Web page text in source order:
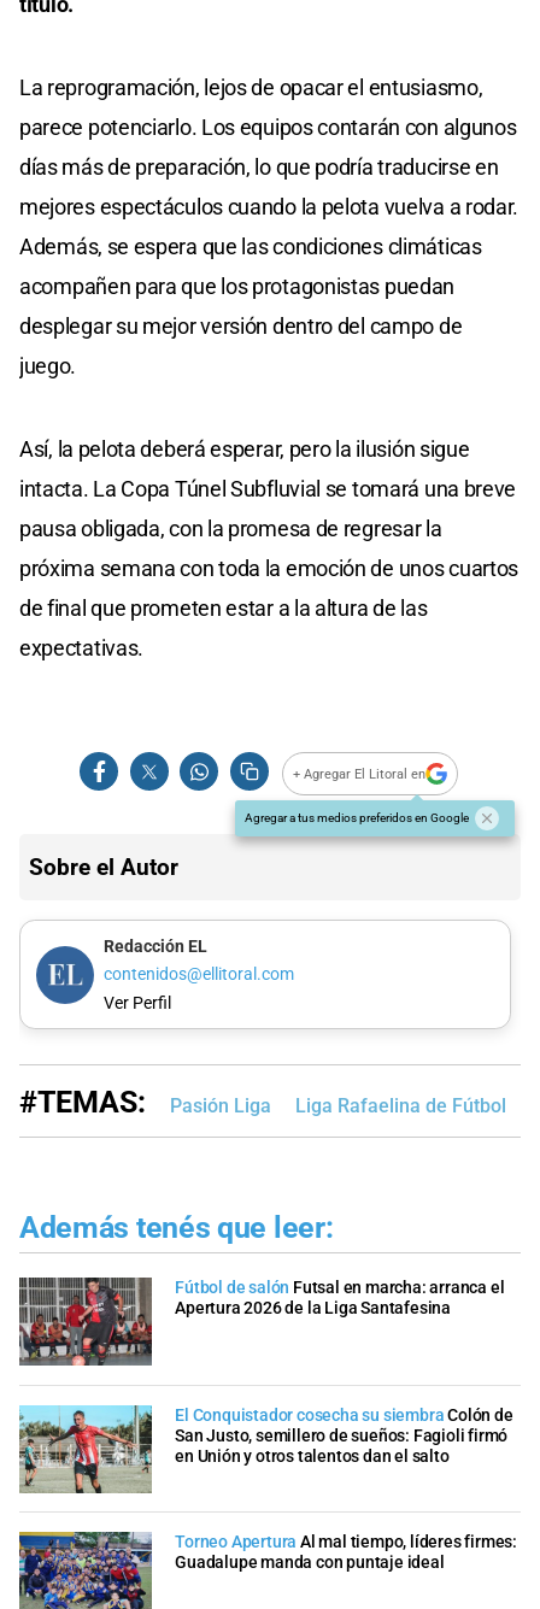
La reprogramación, lejos de opacar el entusiasmo,
parece potenciarlo. Los equipos contarán con algunos
días más de preparación, lo que podría traducirse en
mejores espectáculos cuando la pelota vuelva a rodar.
Además, se espera que las condiciones climáticas
acompañen para que los protagonistas puedan
desplegar su mejor versión dentro del campo de
juego.
Así, la pelota deberá esperar, pero la ilusión sigue
intacta. La Copa Túnel Subfluvial se tomará una breve
pausa obligada, con la promesa de regresar la
próxima semana con toda la emoción de unos cuartos
de final que prometen estar a la altura de las
expectativas.
+ Agregar El Litoral en
Agregar a tus medios preferidos en Google
Sobre el Autor
Redacción EL
contenidos@ellitoral.com
Ver Perfil
#TEMAS: Pasión Liga Liga Rafaelina de Fútbol
Además tenés que leer:
Fútbol de salón Futsal en marcha: arranca el
Apertura 2026 de la Liga Santafesina
El Conquistador cosecha su siembraColón de
San Justo, semillero de sueños: Fagioli firmó
en Unión y otros talentos dan el salto
Torneo Apertura Al mal tiempo, líderes firmes:
Guadalupe manda con puntaje ideal